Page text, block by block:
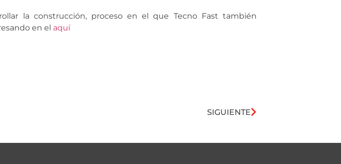
la construcción, proceso en el que Tecno Fast también
en el aquí
SIGUIENTE